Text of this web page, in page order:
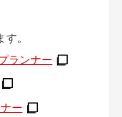
。
ランナー
ー